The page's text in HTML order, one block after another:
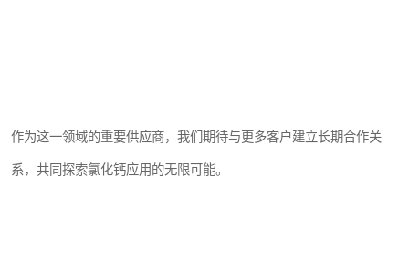
作为这一领域的重要供应商，我们期待与更多客户建立长期合作关
系，共同探索氯化钙应用的无限可能。